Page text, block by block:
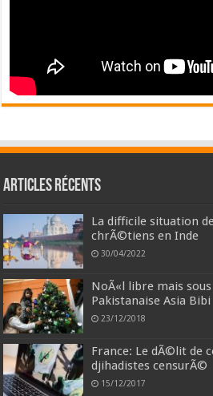
Articles récents
La difficile situation
chrÃ©tiens en Inde
30/04/2022
NoÃ«l libre mais
Pakistanaise Asia Bibi
23/12/2018
France: Le dÃ©lit de
djihadistes censurÃ©
15/12/2017